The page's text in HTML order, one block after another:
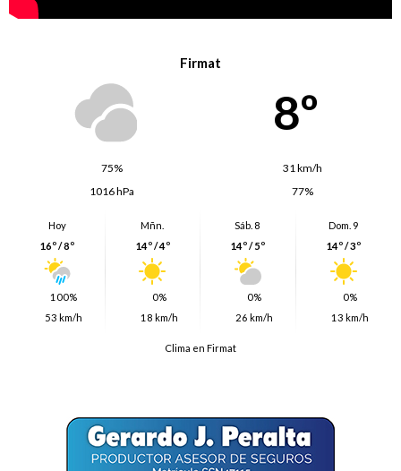
Firmat
8º
75%
31 km/h
1016 hPa
77%
Hoy
16º / 8º
100%
53 km/h
Mñn.
14º / 4º
0%
18 km/h
Sáb. 8
14º / 5º
0%
26 km/h
Dom. 9
14º / 3º
0%
13 km/h
Clima en Firmat